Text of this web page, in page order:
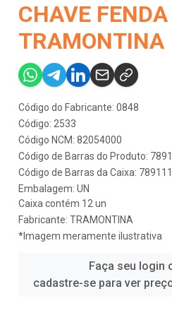
CHAVE
TRAMONTINA
Código do Fabricante: 0848
Código: 2533
Código NCM: 82054000
Código de Barras do Produto:
Código de Barras da Caixa:
Embalagem: UN
Caixa contém 12 un
Fabricante: TRAMONTINA
*Imagem meramente ilustrativa
Faça seu login
cadastre-se para ver